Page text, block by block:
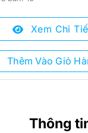
₫.
₫.
Xem Chi
Thêm Vào Giỏ
Thông